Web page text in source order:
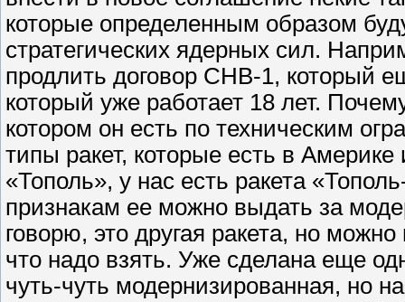
которые определенным образом
стратегических ядерных сил.
продлить договор СНВ-1, который
который уже работает 18 лет.
котором он есть по техническим
типы ракет, которые есть в
«Тополь», у нас есть ракета
признакам ее можно выдать за
говорю, это другая ракета, но
что надо взять. Уже сделана еще
чуть-чуть модернизированная, но